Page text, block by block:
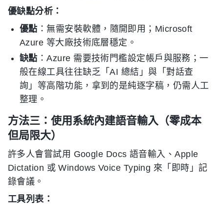
優缺點分析：
優點 ：無需安裝軟體，隨開即用；Microsoft
Azure 等大廠技術底層穩定。
缺點 ：Azure 需要技術門檻設定帳戶與服務；一
般在線工具往往缺乏「AI 總結」與「對話查
詢」等高階功能，拿到的是純逐字稿，仍需人工
整理。
方法三：使用系統內建語音輸入（零成本
但局限大）
許多人會嘗試用 Google Docs 語音輸入、Apple
Dictation 或 Windows Voice Typing 來「即時」記
錄會議。
工具列表：